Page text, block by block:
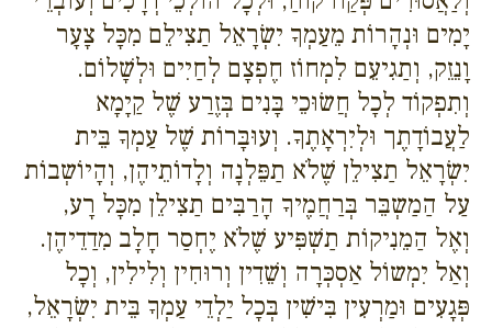
יָמִים וּנְהָרוֹת מֵעַמְךָ יִשְׂרָאֵל תַצִילֵם מִכָּל צָעָר
וָנֵזֵק, וְתַגִיעֵם לִמְחוֹז חֶפְצָם לְחַיִים וּלְשָׁלוֹם.
וְתִפְקוֹד לְכָל חֲשׂוּכֵי בָּנִים בְּזֶרַע שֶׁל קַיָמָא
לַעֲבוֹדָתֶך וּלְיִרְאָתֶךָ. וְעוּבָּרוֹת שֶׁל עַמְךָ בֵּית
יִשְׂרָאֵל תַצִילֵן שֶׁלֹא תַפֵּלְנָה וְלָדוֹתֵיהֶן, וְהָיוֹשְבוֹת
עַל הַמַשְבֵּר בְּרַחֲמֶיךָ הָרַבִּים תַצִילֵן מִכָּל רָע,
וְאֶל הַמֵנִיקוֹת תַשְׁפִּיע שֶׁלֹא יֶחְסַר חָלָב מִדַדֵיהֶן.
וְאַל יִמְשוֹל אַסְכְּרָה וְשֵׁדִין וְרוּחִין וְלִילִין, וְכָל
פְּגָעִים וּמַרְעִין בִּישִׁין בְּכָל יַלְדֵי עַמְךָ בֵּית יִשְׂרָאֵל,